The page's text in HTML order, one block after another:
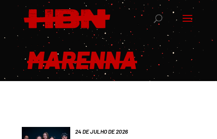
MARENNA
24 DE JULHO DE 2026